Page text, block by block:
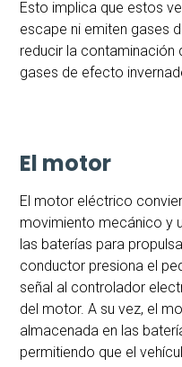
Esto implica que estos
escape ni emiten gases
reducir la contaminación
gases de efecto
El motor
El motor eléctrico
movimiento mecánico y
las baterías para
conductor presiona el
señal al controlador
del motor. A su vez, el
almacenada en las
permitiendo que el